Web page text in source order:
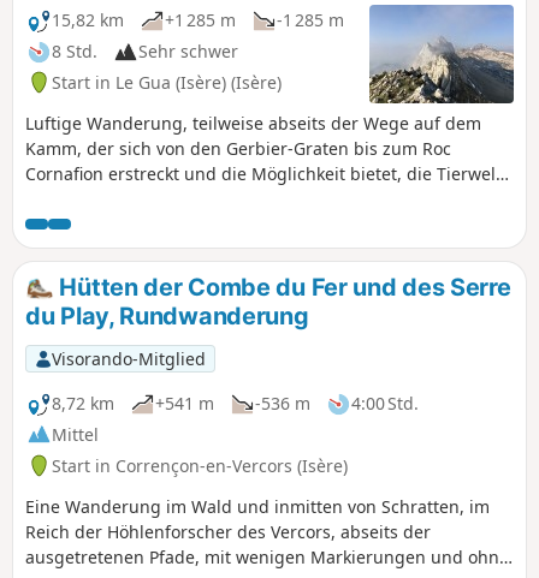
15,82 km
+1 285 m
-1 285 m
8 Std.
Sehr schwer
Start in Le Gua (Isère) (Isère)
Luftige Wanderung, teilweise abseits der Wege auf dem
Kamm, der sich von den Gerbier-Graten bis zum Roc
Cornafion erstreckt und die Möglichkeit bietet, die Tierwelt
Gämsen. Der Schwierigkeitsgrad der Wanderung hängt mit
ihrer Länge, dem Fehlen eines Weges auf gut einem Viertel
der Strecke und dem kleinen Kletterabschnitt zum Roc
Cornafion zusammen.
Hütten der Combe du Fer und des Serre
du Play, Rundwanderung
Visorando-Mitglied
8,72 km
+541 m -536 m
4:00 Std.
Mittel
Start in Corrençon-en-Vercors (Isère)
Eine Wanderung im Wald und inmitten von Schratten, im
Reich der Höhlenforscher des Vercors, abseits der
ausgetretenen Pfade, mit wenigen Markierungen und ohne